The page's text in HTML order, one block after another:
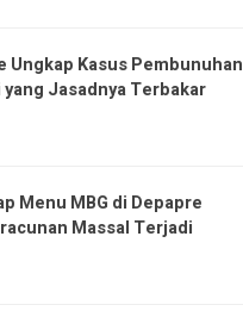
Ungkap Kasus Pembunuhan
Jasadnya Terbakar
Menu MBG di Depapre
Massal Terjadi